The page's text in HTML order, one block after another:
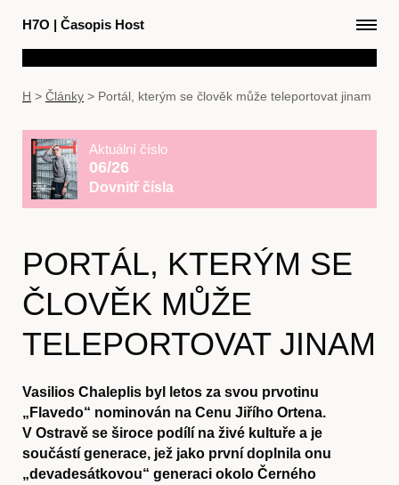
H7O | Časopis Host
H > Články > Portál, kterým se člověk může teleportovat jinam
Aktuální číslo
06/26
Dovnitř čísla
PORTÁL, KTERÝM SE
ČLOVĚK MŮŽE
TELEPORTOVAT JINAM
Vasilios Chaleplis byl letos za svou prvotinu
„Flavedo“ nominován na Cenu Jiřího Ortena.
V Ostravě se široce podílí na živé kultuře a je
součástí generace, jež jako první doplnila onu
„devadesátkovou“ generaci okolo Černého